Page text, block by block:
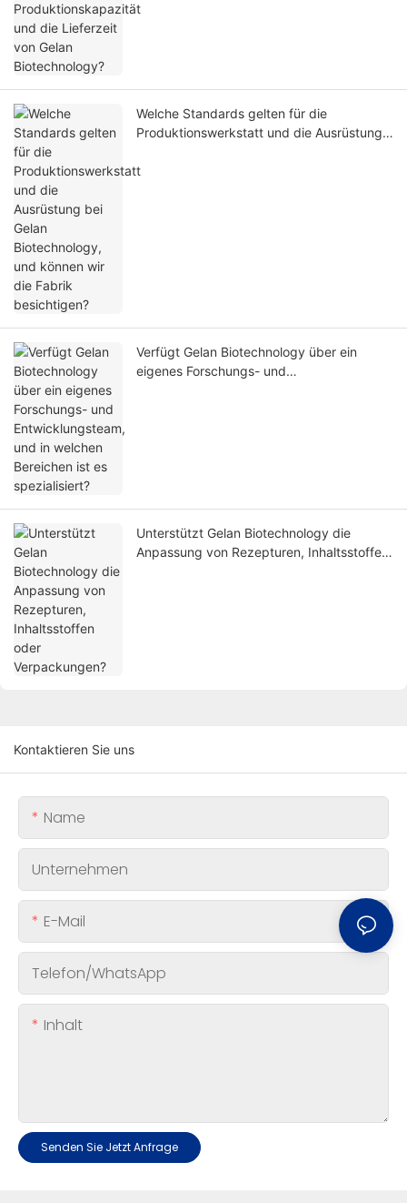
Biotechnology?
Welche Standards gelten für die
Produktionswerkstatt und die Ausrüstung
die Fabrik besichtigen?
Verfügt Gelan Biotechnology über ein
eigenes Forschungs- und
Unterstützt Gelan Biotechnology die
Anpassung von Rezepturen, Inhaltsstoffen
Kontaktieren Sie uns
Name
Unternehmen
E-Mail
Telefon/WhatsApp
Inhalt
Senden Sie Jetzt Anfrage